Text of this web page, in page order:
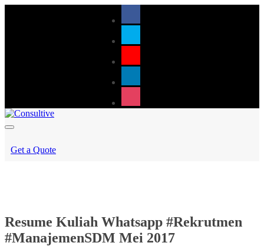
Get a Quote
Resume Kuliah Whatsapp #Rekrutmen
#ManajemenSDM Mei 2017